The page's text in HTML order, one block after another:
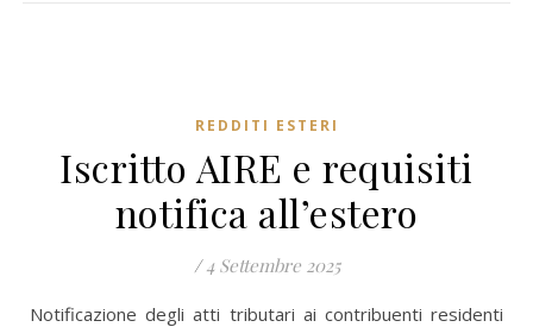
REDDITI ESTERI
Iscritto AIRE e requisiti
notifica all’estero
/ 4 Settembre 2025
Notificazione degli atti tributari ai contribuenti residenti